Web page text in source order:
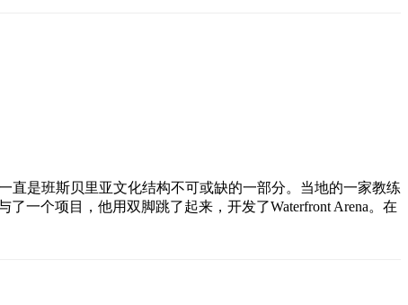
直是班斯贝里亚文化结构不可或缺的一部分。当地的一家教练
一个项目，他用双脚跳了起来，开发了Waterfront Arena。在